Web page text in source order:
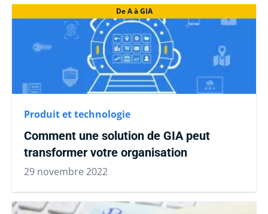
De A à GIA
Produit et technologie
Comment une solution de GIA peut
transformer votre organisation
29 novembre 2022